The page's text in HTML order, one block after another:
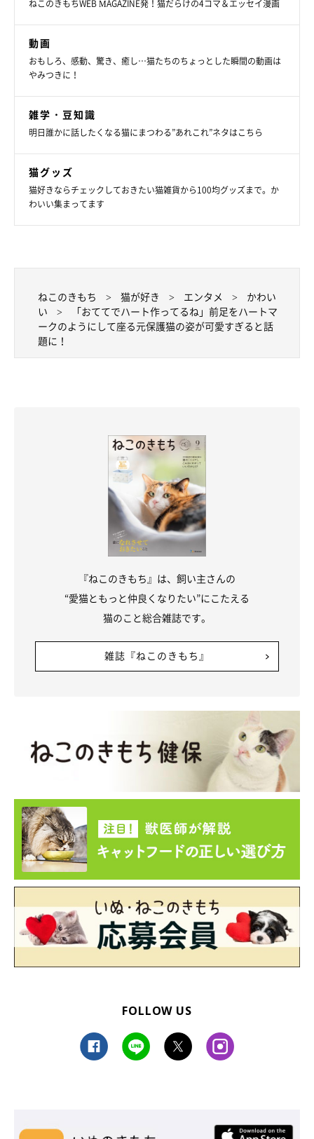
飼い主さん：
「隣で気持ち良さそうに眠る顔や、私の目を見つめてゆっくり瞬
当に可愛くて愛おしくて、ネネと家族になれてよかったと日々思
っています」
ネネちゃんは、今日も可愛らしいポーズで飼い主さんを癒やして
いるのでしょうね！
写真提供・取材協力／@Pastel_Nene／X（旧Twitter）
取材・文／COCO
※この記事は投稿者さまに取材し、了承の上制作したものです。
ねこのきもちWEB MAGAZINE発！猫だらけの4コマ＆エッセイ漫画
動画
おもしろ、感動、驚き、癒し…猫たちのちょっとした瞬間の動画は
やみつきに！
雑学・豆知識
明日誰かに話したくなる猫にまつわる”あれこれ”ネタはこちら
猫グッズ
猫好きならチェックしておきたい猫雑貨から100均グッズまで。か
わいい集まってます
ねこのきもち 猫が好き エンタメ
かわい
い
「おててでハート作ってるね」前足をハートマ
ークのようにして座る元保護猫の姿が可愛すぎると話
題に！
『ねこのきもち』は、飼い主さんの
“愛猫ともっと仲良くなりたい”にこたえる
猫のこと総合雑誌です。
雑誌『ねこのきもち』
FOLLOW US